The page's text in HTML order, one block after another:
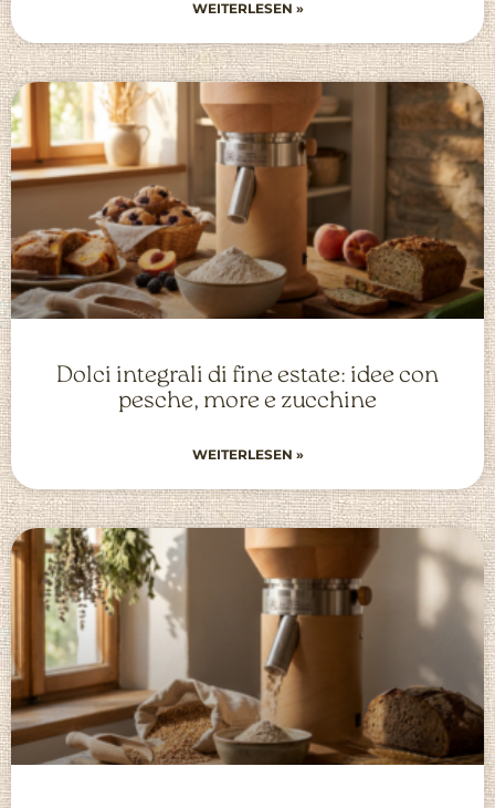
WEITERLESEN »
Dolci integrali di fine estate: idee con
pesche, more e zucchine
WEITERLESEN »